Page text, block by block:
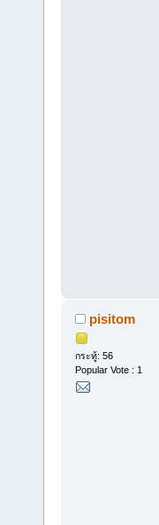
pisitom
กระทู้: 56
Popular Vote : 1